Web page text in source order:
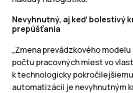
Nevyhnutný, aj keď bolestivý
prepúšťania
„Zmena prevádzkového
počtu pracovných miest vo
k technologicky
automatizácii je nevyhnutným